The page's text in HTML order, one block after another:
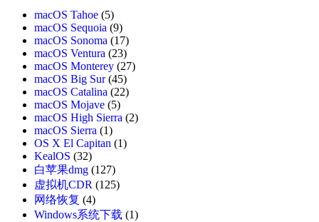
macOS Tahoe (5)
macOS Sequoia (9)
macOS Sonoma (17)
macOS Ventura (23)
macOS Monterey (27)
macOS Big Sur(45)
macOS Catalina (22)
macOS Mojave (5)
macOS High Sierra (2)
macOS Sierra (1)
OS X El Capitan (1)
KealOS (32)
白苹果dmg (127)
虚拟机CDR (125)
网络恢复 (4)
Windows系统下载 (1)